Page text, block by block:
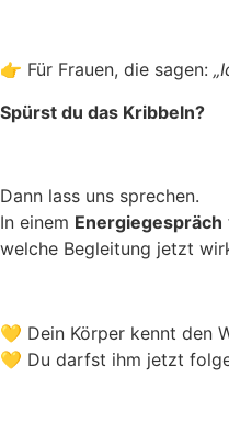
👉 Für Frauen, die sagen:
Spürst du das Kribbeln?
Dann lass uns sprechen.
In einem Energiegespräch
welche Begleitung jetzt
💛 Dein Körper kennt den
💛 Du darfst ihm jetzt